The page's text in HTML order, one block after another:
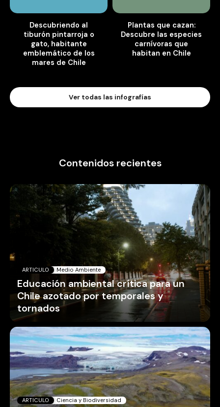
Descubriendo al
tiburón pintarroja o
gato, habitante
emblemático de los
mares de Chile
Plantas que cazan:
Descubre las especies
carnívoras que
habitan en Chile
Ver todas las infografías
Contenidos recientes
ARTICULO Medio Ambiente
Educación ambiental crítica para un
Chile azotado por temporales y
tornados
ARTICULO Ciencia y Biodiversidad